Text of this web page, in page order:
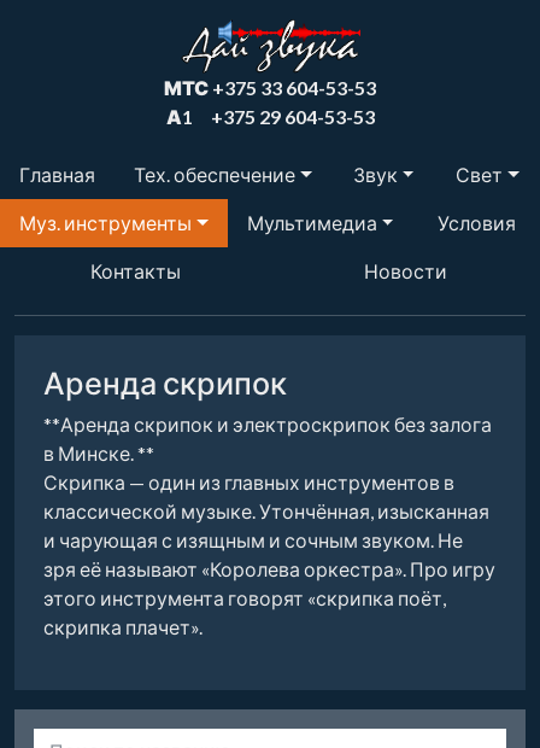
МТС +375 33 604-53-53
А1 +375 29 604-53-53
Главная Тех. обеспечение Звук Свет
Муз. инструменты Мультимедиа Условия
Контакты Новости
Аренда скрипок
**Аренда скрипок и электроскрипок без залога
в Минске. **
Скрипка — один из главных инструментов в
классической музыке. Утончённая, изысканная
и чарующая с изящным и сочным звуком. Не
зря её называют «Королева оркестра». Про игру
этого инструмента говорят «скрипка поёт,
скрипка плачет».